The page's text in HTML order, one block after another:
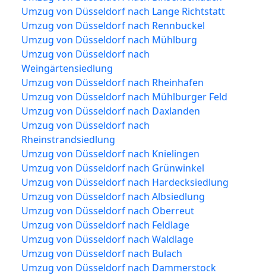
Umzug von Düsseldorf nach Lange Richtstatt
Umzug von Düsseldorf nach Rennbuckel
Umzug von Düsseldorf nach Mühlburg
Umzug von Düsseldorf nach
Weingärtensiedlung
Umzug von Düsseldorf nach Rheinhafen
Umzug von Düsseldorf nach Mühlburger Feld
Umzug von Düsseldorf nach Daxlanden
Umzug von Düsseldorf nach
Rheinstrandsiedlung
Umzug von Düsseldorf nach Knielingen
Umzug von Düsseldorf nach Grünwinkel
Umzug von Düsseldorf nach Hardecksiedlung
Umzug von Düsseldorf nach Albsiedlung
Umzug von Düsseldorf nach Oberreut
Umzug von Düsseldorf nach Feldlage
Umzug von Düsseldorf nach Waldlage
Umzug von Düsseldorf nach Bulach
Umzug von Düsseldorf nach Dammerstock